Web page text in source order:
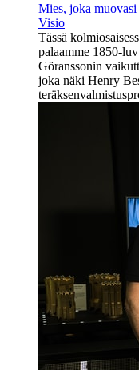
Mies, joka
Visio
Tässä
palaamme 1850-
Göranssonin
joka näki Henry